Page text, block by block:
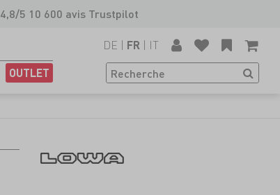
4,8/5 10 600 avis Trustpilot
OUTLET
DE | FR | IT